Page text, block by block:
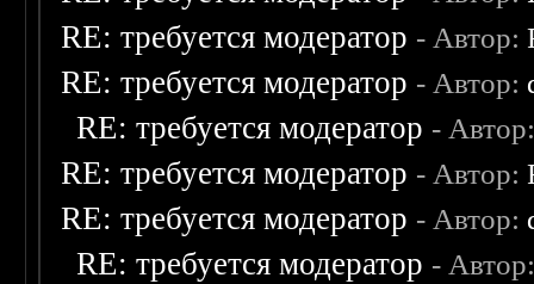
RE: требуется модератор - Автор:
RE: требуется модератор - Автор:
RE: требуется модератор -
RE: требуется модератор - Автор:
RE: требуется модератор - Автор:
RE: требуется модератор -